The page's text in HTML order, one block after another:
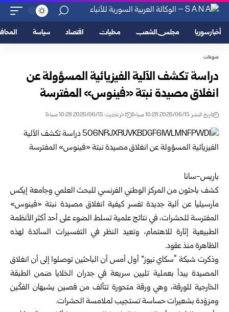
أخبار سوريا مجلس الشعب محليات اقتصاد سياسة
منوعات
دراسة تكشف الآلية الفيزيائية المسؤولة عن
انغلاق مصيدة نبتة «فينوس» المفترسة
تاريخ النشر: 2026/06/15 10:28 صباحًا اخر تحديث: 2026/06/15 10:28 صباحًا
باريس-سانا
كشف باحثون من المركز الوطني الفرنسي للبحث العلمي وجامعة إيكس
مارسيليا عن آلية جديدة تفسر كيفية انغلاق مصيدة نبتة «فينوس»
المفترسة للحشرات، في نتائج علمية تسلط الضوء على أحد أكثر الأنظمة
الطبيعية إثارة للاهتمام، وتعيد النظر في التفسيرات السائدة لهذه
الظاهرة منذ عقود.
وذكرت شبكة “سكاي نيوز” أول أمس أن الباحثين توصلوا إلى أن انغلاق
المصيدة يبدأ بعملية تليين سريعة في جدران الخلايا ضمن الطبقة
الخارجية للورقة، وهي ورقة متحورة تتألف من فصين يشبهان الفكّين
ومزوّدة بشعيرات حساسة تستجيب لملامسة الحشرات.